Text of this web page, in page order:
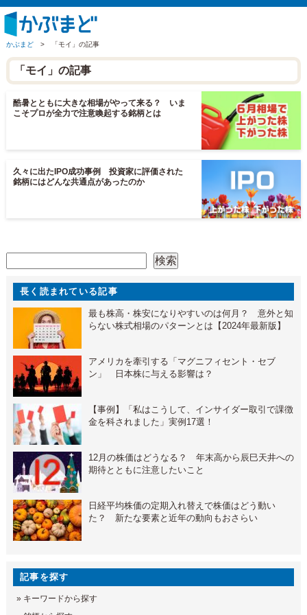
かぶまど > 「モイ」の記事
「モイ」の記事
酷暑とともに大きな相場がやって来る？ いま
こそプロが全力で注意喚起する銘柄とは
久々に出たIPO成功事例 投資家に評価された
銘柄にはどんな共通点があったのか
検索
長く読まれている記事
最も株高・株安になりやすいのは何月？ 意外と知
らない株式相場のパターンとは【2024年最新版】
アメリカを牽引する「マグニフィセント・セブ
ン」 日本株に与える影響は？
【事例】「私はこうして、インサイダー取引で課徴
金を科されました」実例17選！
12月の株価はどうなる？ 年末高から辰巳天井への
期待とともに注意したいこと
日経平均株価の定期入れ替えで株価はどう動い
た？ 新たな要素と近年の動向もおさらい
記事を探す
» キーワードから探す